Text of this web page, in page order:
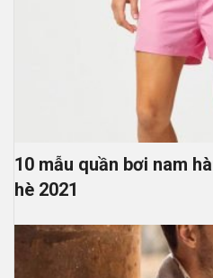
10 mẫu quần bơi nam
hè 2021